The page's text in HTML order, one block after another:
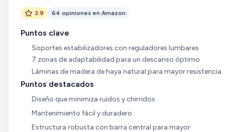
3.9 64 opiniones en Amazon
Puntos clave
Soportes estabilizadores con reguladores lumbares
7 zonas de adaptabilidad para un descanso óptimo
Láminas de madera de haya natural para mayor resistencia
Puntos destacados
Diseño que minimiza ruidos y chirridos
Mantenimiento fácil y duradero
Estructura robusta con barra central para mayor